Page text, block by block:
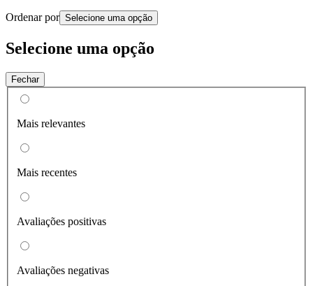
Ordenar por Selecione uma opção
Selecione uma opção
Fechar
Mais relevantes
Mais recentes
Avaliações positivas
Avaliações negativas